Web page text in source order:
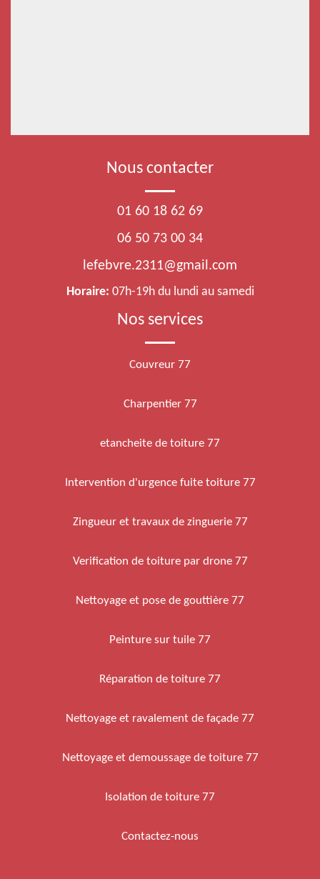
Nous contacter
01 60 18 62 69
06 50 73 00 34
lefebvre.2311@gmail.com
Horaire: 07h-19h du lundi au samedi
Nos services
Couvreur 77
Charpentier 77
etancheite de toiture 77
Intervention d'urgence fuite toiture 77
Zingueur et travaux de zinguerie 77
Verification de toiture par drone 77
Nettoyage et pose de gouttière 77
Peinture sur tuile 77
Réparation de toiture 77
Nettoyage et ravalement de façade 77
Nettoyage et demoussage de toiture 77
Isolation de toiture 77
Contactez-nous